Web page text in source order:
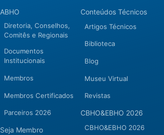
ABHO
Diretoria, Conselhos,
Comitês e Regionais
Documentos
Institucionais
Membros
Membros Certificados
Parceiros 2026
Seja Membro
Conteúdos Técnicos
Artigos Técnicos
Biblioteca
Blog
Museu Virtual
Revistas
CBHO&EBHO 2026
CBHO&EBHO 2026